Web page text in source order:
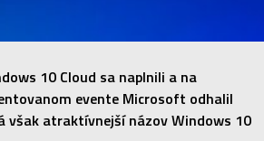
10 Cloud sa naplnili a na
evente Microsoft odhalil
však atraktívnejší názov Windows 10